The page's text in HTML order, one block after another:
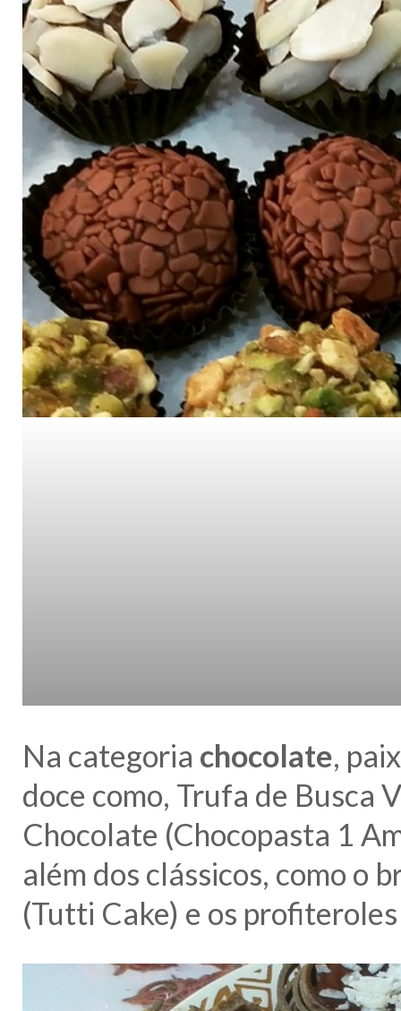
Na categoria chocolate,
doce como, Trufa de Busca
Chocolate (Chocopasta 1
além dos clássicos, como o
(Tutti Cake) e os